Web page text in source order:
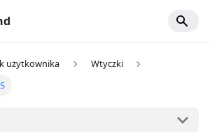
użytkownika
Wtyczki